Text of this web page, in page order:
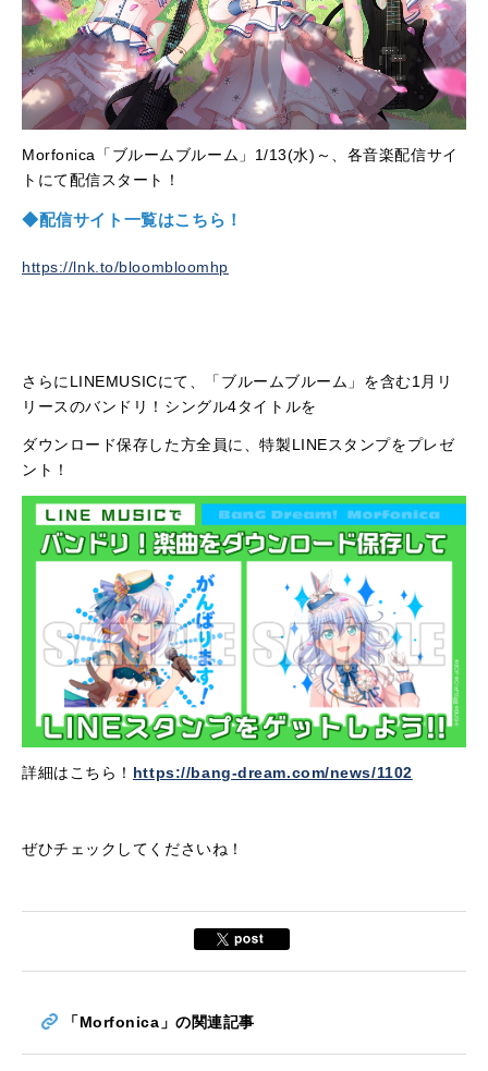
Morfonica 「ブルームブルーム」 1/13(水) ～、各音楽配信サイ
トにて配信スタート！
◆配信サイト一覧はこちら！
https://lnk.to/bloombloomhp
さらに LINEMUSICにて、「ブルームブルーム」を含む1 月リ
リースのバンドリ！シングル4タイトルを
ダウンロード保存した方全員に、特製LINEスタンプをプレゼ
ント！
詳細はこちら！ https://bang-dream.com/news/1102
ぜひチェックしてくださいね！
「Morfonica」の関連記事